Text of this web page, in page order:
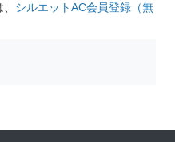
シルエットAC会員登録（無